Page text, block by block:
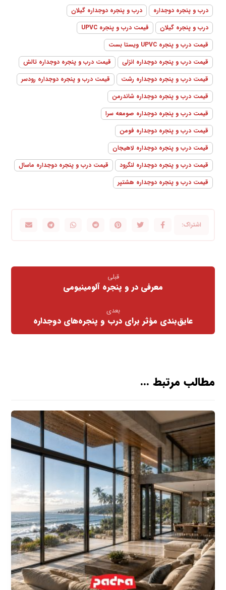
درب و پنجره دوجداره
درب و پنجره دوجداره گیلان
درب و پنجره گیلان
قیمت درب و پنجره UPVC
قیمت درب و پنجره UPVC ویستا بست
قیمت درب و پنجره دوجداره انزلی
قیمت درب و پنجره دوجداره تالش
قیمت درب و پنجره دوجداره رشت
قیمت درب و پنجره دوجداره رودسر
قیمت درب و پنجره دوجداره شاندرمن
قیمت درب و پنجره دوجداره صومعه سرا
قیمت درب و پنجره دوجداره فومن
قیمت درب و پنجره دوجداره لاهیجان
قیمت درب و پنجره دوجداره لنگرود
قیمت درب و پنجره دوجداره ماسال
قیمت درب و پنجره دوجداره هشتپر
قبلی
معرفی در و پنجره آلومینیومی
بعدی
عایق‌بندی مؤثر برای درب و پنجره‌های دوجداره
مطالب مرتبط ...